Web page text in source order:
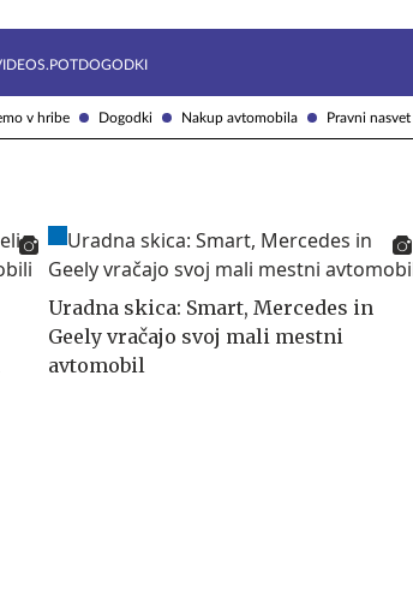
v hribe Dogodki Nakup avtomobila Pravni nasvet
DOGODKI
Uradna skica: Smart, Mercedes in
Geely vračajo svoj mali mestni
avtomobil